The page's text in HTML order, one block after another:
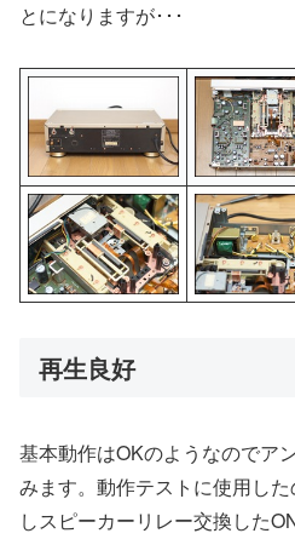
とになりますが･･･
再生良好
基本動作はOKのようなのでア
みます。動作テストに使用し
しスピーカーリレー交換した